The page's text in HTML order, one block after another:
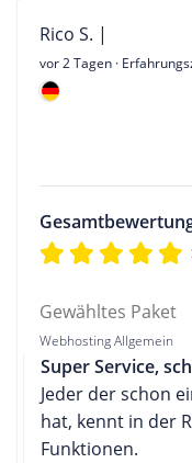
Rico S. |
vor 2 Tagen ·
Gewähltes Paket
Webhosting Allgemein
Super Service,
Jeder der schon
hat, kennt in der
Funktionen.